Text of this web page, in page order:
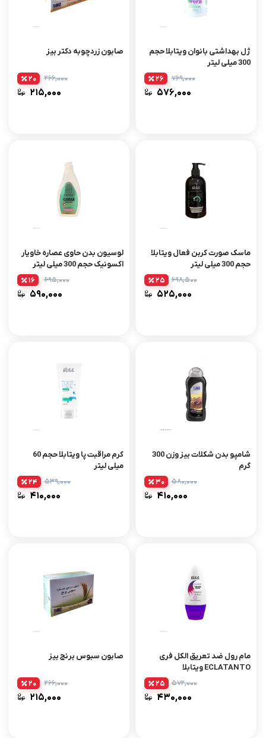
ژل بهداشتی بانوان ویتابلا حجم
300 میلی لیتر
۷۶۹,۰۰۰
۵۷۶,۰۰۰
26
صابون زردچوبه دکتر بیز
۲۶۶,۰۰۰
۲۱۵,۰۰۰
20
ماسک صورت کربن فعال ویتابلا
حجم 300 میلی لیتر
۶۹۸,۵۰۰
۵۲۵,۰۰۰
25
لوسیون بدن حاوی عصاره خاویار
اکسونیک حجم 300 میلی لیتر
۶۹۵,۰۰۰
۵۹۰,۰۰۰
16
شامپو بدن شکلات بیز وزن 300
گرم
۵۸۰,۰۰۰
۴۱۰,۰۰۰
30
کرم مراقبت پا ویتابلا حجم 60
میلی لیتر
۵۳۹,۰۰۰
۴۱۰,۰۰۰
24
مام رول ضد تعریق الکل فری
ECLATANTO ویتابلا
۵۷۲,۰۰۰
۴۳۰,۰۰۰
25
صابون سبوس برنج بیز
۲۶۶,۰۰۰
۲۱۵,۰۰۰
20